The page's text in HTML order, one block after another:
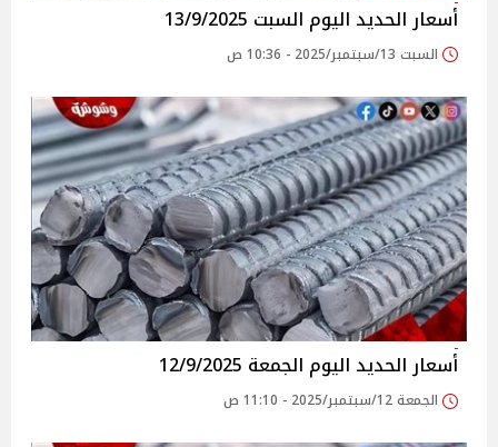
أسعار الحديد اليوم السبت 13/9/2025
السبت 13/سبتمبر/2025 - 10:36 ص
أسعار الحديد اليوم الجمعة 12/9/2025
الجمعة 12/سبتمبر/2025 - 11:10 ص